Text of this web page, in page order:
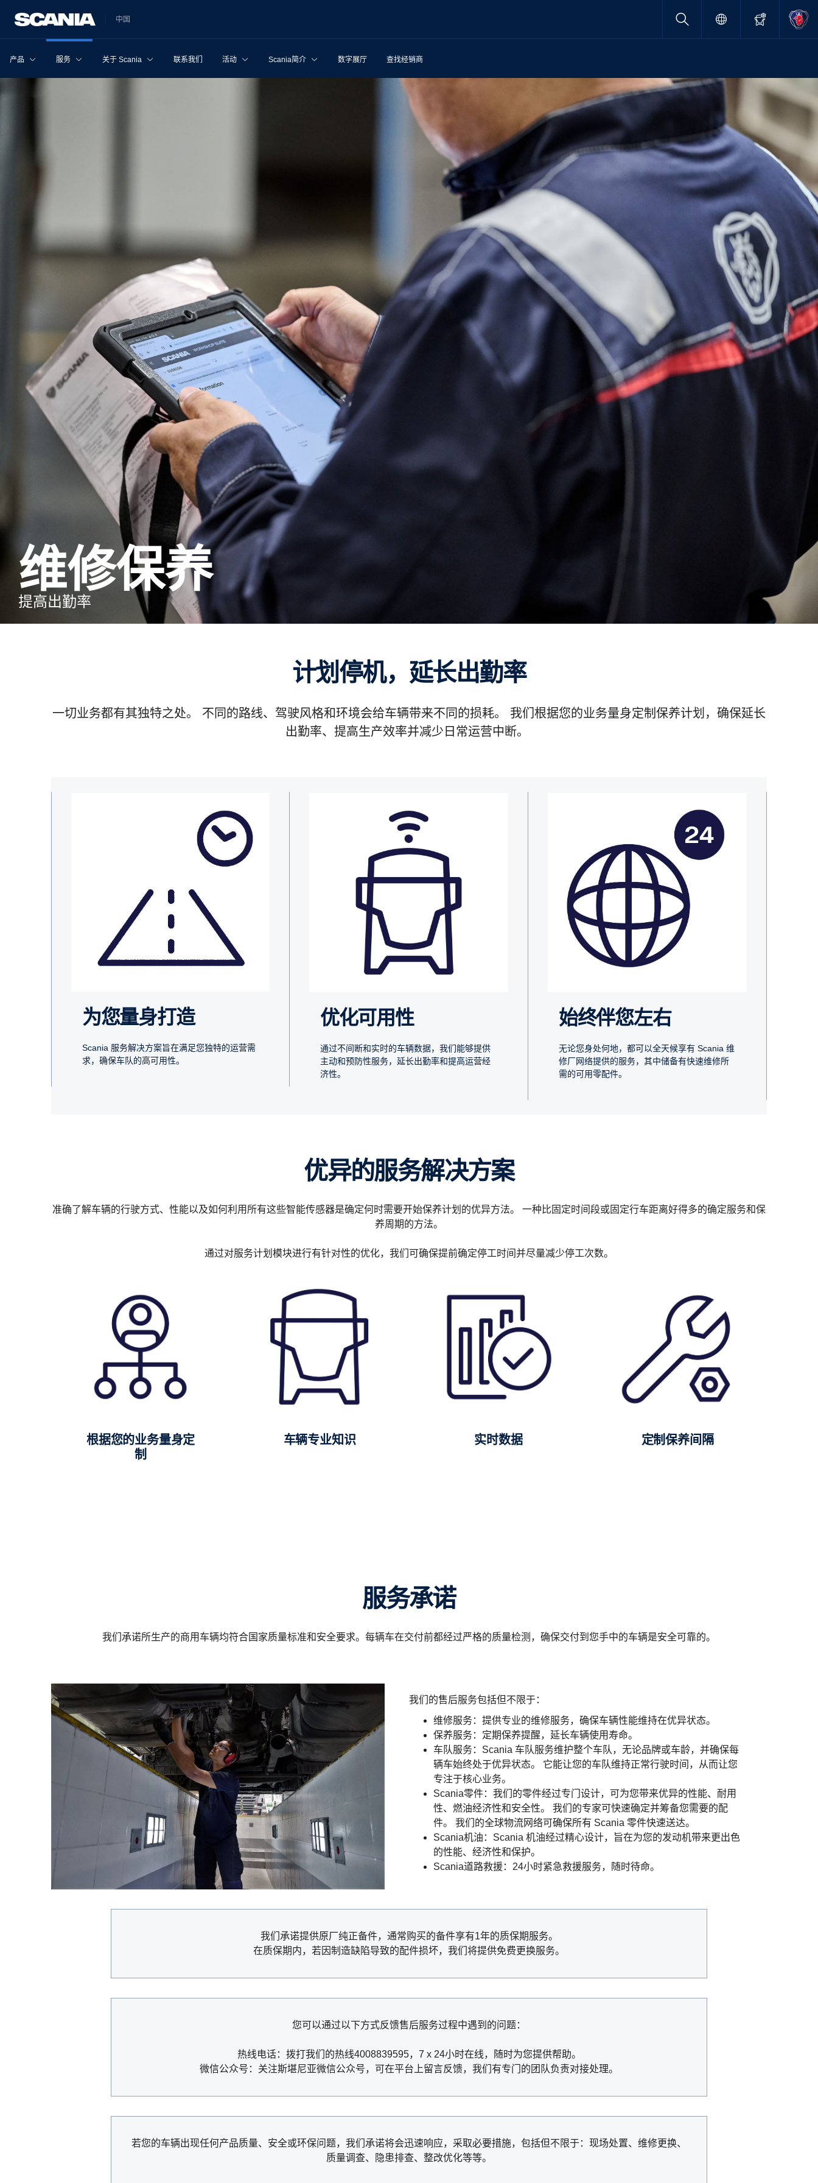
中国
产品 服务 关于 Scania 联系我们 活动 Scania简介 数字展厅 查找经销商
维修保养
提高出勤率
计划停机，延长出勤率
一切业务都有其独特之处。 不同的路线、驾驶风格和环境会给车辆带来不同的损耗。 我们根据您的业务量身定制保养计划，确保延长
出勤率、提高生产效率并减少日常运营中断。
为您量身打造
Scania 服务解决方案旨在满足您独特的运营需
求，确保车队的高可用性。
优化可用性
通过不间断和实时的车辆数据，我们能够提供
主动和预防性服务，延长出勤率和提高运营经
济性。
始终伴您左右
无论您身处何地，都可以全天候享有 Scania 维
修厂网络提供的服务，其中储备有快速维修所
需的可用零配件。
优异的服务解决方案
准确了解车辆的行驶方式、性能以及如何利用所有这些智能传感器是确定何时需要开始保养计划的优异方法。 一种比固定时间段或固定行车距离好得多的确定服务和保
养周期的方法。
通过对服务计划模块进行有针对性的优化，我们可确保提前确定停工时间并尽量减少停工次数。
根据您的业务量身定
制
车辆专业知识 实时数据 定制保养间隔
服务承诺
我们承诺所生产的商用车辆均符合国家质量标准和安全要求。每辆车在交付前都经过严格的质量检测，确保交付到您手中的车辆是安全可靠的。
我们的售后服务包括但不限于：
维修服务：提供专业的维修服务，确保车辆性能维持在优异状态。
保养服务：定期保养提醒，延长车辆使用寿命。
车队服务：Scania 车队服务维护整个车队，无论品牌或车龄，并确保每
辆车始终处于优异状态。 它能让您的车队维持正常行驶时间，从而让您
专注于核心业务。
Scania零件：我们的零件经过专门设计，可为您带来优异的性能、耐用
性、燃油经济性和安全性。 我们的专家可快速确定并筹备您需要的配
件。 我们的全球物流网络可确保所有 Scania 零件快速送达。
Scania机油：Scania 机油经过精心设计，旨在为您的发动机带来更出色
的性能、经济性和保护。
Scania道路救援：24小时紧急救援服务，随时待命。
我们承诺提供原厂纯正备件，通常购买的备件享有1年的质保期服务。
在质保期内，若因制造缺陷导致的配件损坏，我们将提供免费更换服务。
您可以通过以下方式反馈售后服务过程中遇到的问题：
热线电话：拨打我们的热线4008839595，7 x 24小时在线，随时为您提供帮助。
微信公众号：关注斯堪尼亚微信公众号，可在平台上留言反馈，我们有专门的团队负责对接处理。
若您的车辆出现任何产品质量、安全或环保问题，我们承诺将会迅速响应，采取必要措施，包括但不限于：现场处置、维修更换、
质量调查、隐患排查、整改优化等等。